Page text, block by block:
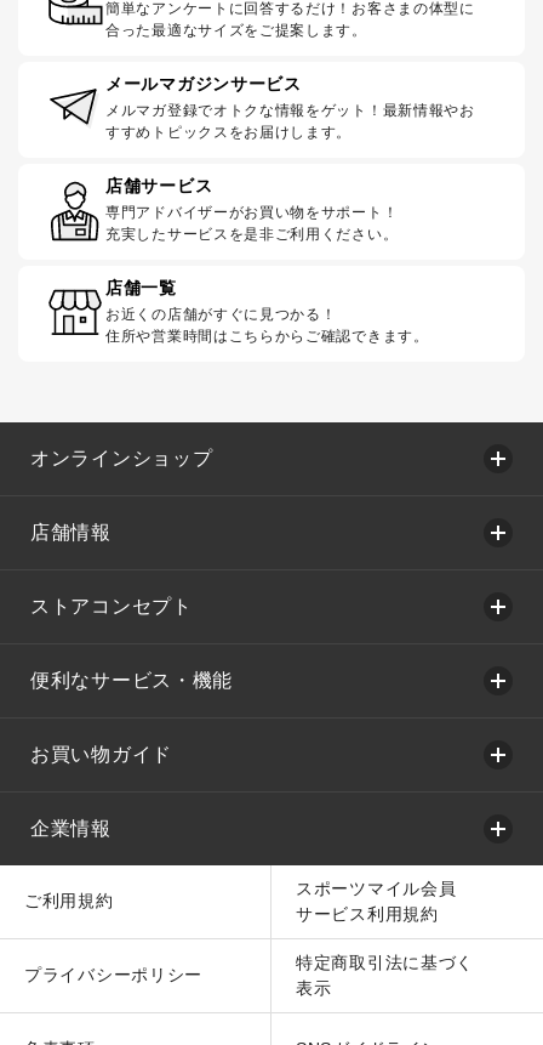
簡単なアンケートに回答するだけ！お客さまの体型に
合った最適なサイズをご提案します。
メールマガジンサービス
メルマガ登録でオトクな情報をゲット！最新情報やお
すすめトピックスをお届けします。
店舗サービス
専門アドバイザーがお買い物をサポート！
充実したサービスを是非ご利用ください。
店舗一覧
お近くの店舗がすぐに見つかる！
住所や営業時間はこちらからご確認できます。
オンラインショップ
店舗情報
ストアコンセプト
便利なサービス・機能
お買い物ガイド
企業情報
ご利用規約
スポーツマイル会員
サービス利用規約
プライバシーポリシー
特定商取引法に基づく
表示